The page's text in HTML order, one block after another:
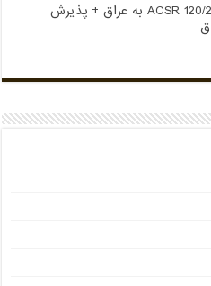
صادرات کابل 120/20 ACSR به عراق + پذیرش